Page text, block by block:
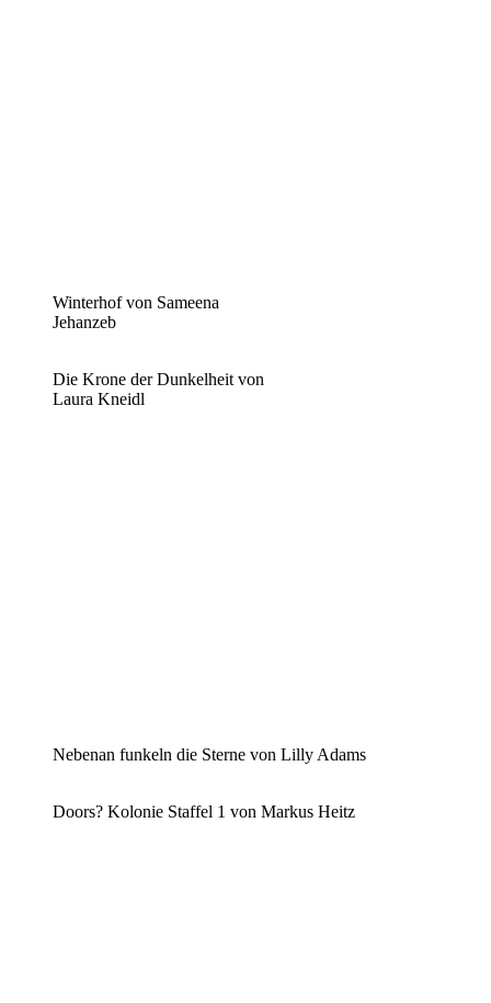
Winterhof von Sameena
Jehanzeb
Die Krone der Dunkelheit von
Laura Kneidl
Nebenan funkeln die Sterne von Lilly Adams
Doors? Kolonie Staffel 1 von Markus Heitz